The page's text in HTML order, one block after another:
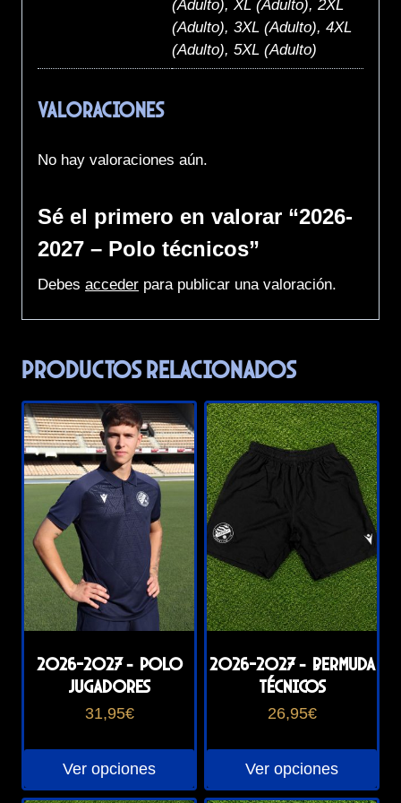
(Adulto), XL (Adulto), 2XL
(Adulto), 3XL (Adulto), 4XL
(Adulto), 5XL (Adulto)
Valoraciones
No hay valoraciones aún.
Sé el primero en valorar “2026-
2027 – Polo técnicos”
Debes acceder para publicar una valoración.
Productos relacionados
2026-2027 – Polo
jugadores
31,95€
Ver opciones
Este
2026-2027 – Bermuda
técnicos
26,95€
Ver opciones
Este